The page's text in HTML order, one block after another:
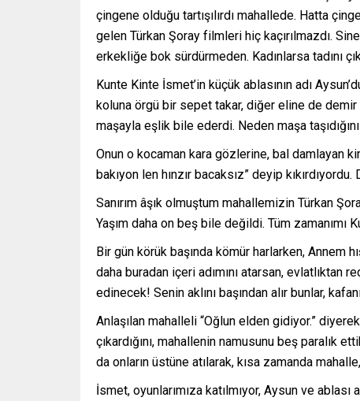
çingene olduğu tartışılırdı mahallede. Hatta
gelen Türkan Şoray filmleri hiç kaçırılmazdı.
erkekliğe bok sürdürmeden. Kadınlarsa tadını
Kunte Kinte İsmet’in küçük ablasının adı
koluna örgü bir sepet takar, diğer eline de demir
maşayla eşlik bile ederdi. Neden maşa
Onun o kocaman kara gözlerine, bal damlayan
bakıyon len hınzır bacaksız” deyip
Sanırım âşık olmuştum mahallemizin Türkan
Yaşım daha on beş bile değildi. Tüm
Bir gün körük başında kömür harlarken, Annem
daha buradan içeri adımını atarsan, evlatlıktan
edinecek! Senin aklını başından alır bunlar, kafanı
Anlaşılan mahalleli “Oğlun elden gidiyor.”
çıkardığını, mahallenin namusunu beş paralık
da onların üstüne atılarak, kısa zamanda
İsmet, oyunlarımıza katılmıyor, Aysun ve